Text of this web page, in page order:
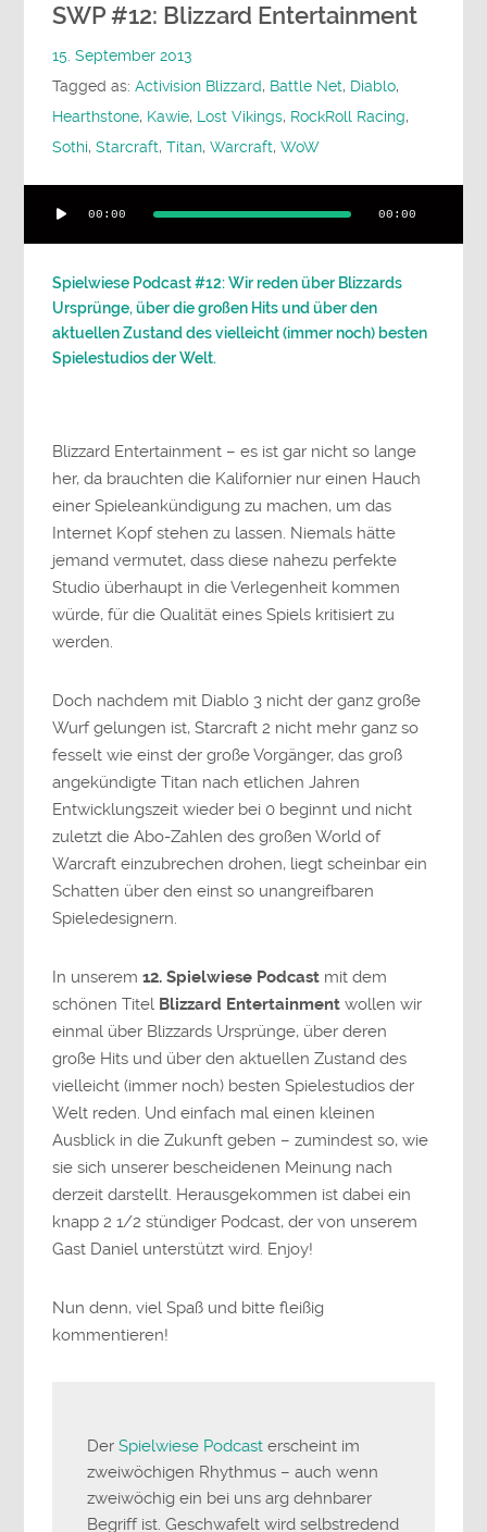
SWP #12: Blizzard Entertainment
15. September 2013
Tagged as:Activision Blizzard, Battle Net, Diablo,
Hearthstone, Kawie, Lost Vikings, RockRoll Racing,
Sothi,Starcraft,Titan,Warcraft,WoW
Player
00:00 00:00
Spielwiese Podcast #12: Wir reden über Blizzards
Ursprünge, über die großen Hits und über den
aktuellen Zustand des vielleicht (immer noch) besten
Spielestudios der Welt.
Blizzard Entertainment – es ist gar nicht so lange
her, da brauchten die Kalifornier nur einen Hauch
einer Spieleankündigung zu machen, um das
Internet Kopf stehen zu lassen. Niemals hätte
jemand vermutet, dass diese nahezu perfekte
Studio überhaupt in die Verlegenheit kommen
würde, für die Qualität eines Spiels kritisiert zu
werden.
Doch nachdem mit Diablo 3 nicht der ganz große
Wurf gelungen ist, Starcraft 2 nicht mehr ganz so
fesselt wie einst der große Vorgänger, das groß
angekündigte Titan nach etlichen Jahren
Entwicklungszeit wieder bei 0 beginnt und nicht
zuletzt die Abo-Zahlen des großen World of
Warcraft einzubrechen drohen, liegt scheinbar ein
Schatten über den einst so unangreifbaren
Spieledesignern.
In unserem12. Spielwiese Podcast mit dem
schönen Titel Blizzard Entertainment wollen wir
einmal über Blizzards Ursprünge, über deren
große Hits und über den aktuellen Zustand des
vielleicht (immer noch) besten Spielestudios der
Welt reden. Und einfach mal einen kleinen
Ausblick in die Zukunft geben – zumindest so, wie
sie sich unserer bescheidenen Meinung nach
derzeit darstellt. Herausgekommen ist dabei ein
knapp 2 1/2 stündiger Podcast, der von unserem
Gast Daniel unterstützt wird. Enjoy!
Nun denn, viel Spaß und bitte fleißig
kommentieren!
DerSpielwiese Podcast erscheint im
zweiwöchigen Rhythmus – auch wenn
zweiwöchig ein bei uns arg dehnbarer
Begriff ist. Geschwafelt wird selbstredend